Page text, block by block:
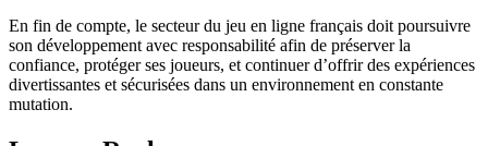
En fin de compte, le secteur du jeu en ligne français doit poursuivre
son développement avec responsabilité afin de préserver la
confiance, protéger ses joueurs, et continuer d’offrir des expériences
divertissantes et sécurisées dans un environnement en constante
mutation.